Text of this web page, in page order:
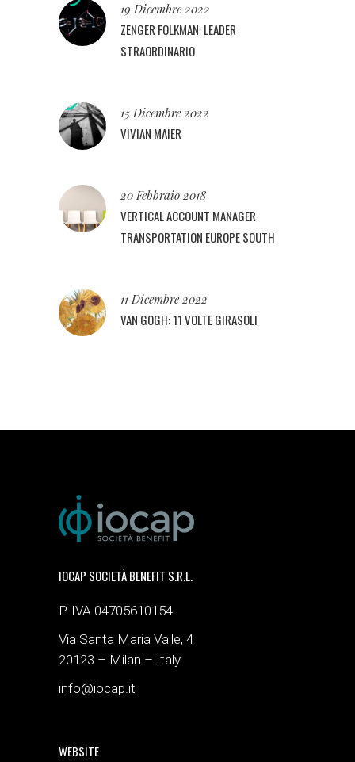
19 Dicembre 2022
ZENGER FOLKMAN: LEADER
STRAORDINARIO
15 Dicembre 2022
VIVIAN MAIER
20 Febbraio 2018
VERTICAL ACCOUNT MANAGER
TRANSPORTATION EUROPE SOUTH
11 Dicembre 2022
VAN GOGH: 11 VOLTE GIRASOLI
IOCAP SOCIETÀ BENEFIT S.R.L.
P. IVA 04705610154
Via Santa Maria Valle, 4
20123 – Milan – Italy
info@iocap.it
WEBSITE